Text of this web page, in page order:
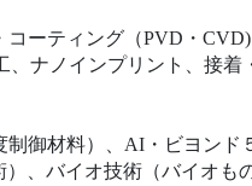
ーティング（PVD・
ナノインプリント、接
御材料）、AI・ビヨン
、バイオ技術（バイオ